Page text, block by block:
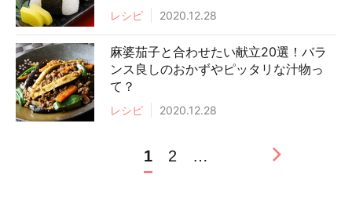
レシピ 2020.12.28
麻婆茄子と合わせたい献立20選！バラ
ンス良しのおかずやピッタリな汁物っ
て？
レシピ 2020.12.28
1 2 …